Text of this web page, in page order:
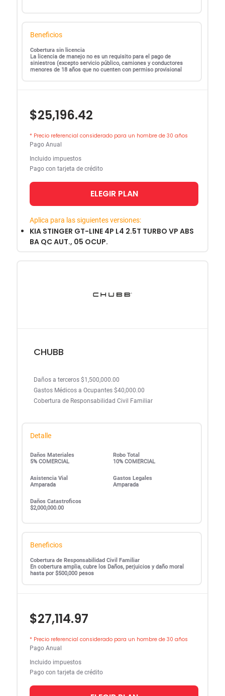
Beneficios
Cobertura sin licencia
La licencia de manejo no es un requisito para el pago de
siniestros (excepto servicio público, camiones y conductores
menores de 18 años que no cuenten con permiso provisional
$25,196.42
* Precio referencial considerado para un hombre de 30 años
Pago Anual
Incluido impuestos
Pago con tarjeta de crédito
ELEGIR PLAN
Aplica para las siguientes versiones:
KIA STINGER GT-LINE 4P L4 2.5T TURBO VP ABS
BA QC AUT., 05 OCUP.
CHUBB
Daños a terceros $1,500,000.00
Gastos Médicos a Ocupantes $40,000.00
Cobertura de Responsabilidad Civil Familiar
Detalle
Daños Materiales
5% COMERCIAL
Robo Total
10% COMERCIAL
Asistencia Vial
Amparada
Gastos Legales
Amparada
Daños Catastroficos
$2,000,000.00
Beneficios
Cobertura de Responsabilidad Civil Familiar
En cobertura amplia, cubre los Daños, perjuicios y daño moral
hasta por $500,000 pesos
$27,114.97
* Precio referencial considerado para un hombre de 30 años
Pago Anual
Incluido impuestos
Pago con tarjeta de crédito